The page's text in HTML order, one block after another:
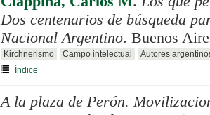
Dos centenarios de búsqueda
Nacional Argentino. Buenos
Kirchnerismo Campo intelectual
Autores
Índice
A la plaza de Perón.